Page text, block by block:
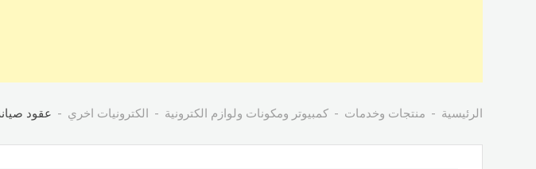
الرئيسية منتجات وخدمات كمبيوتر ومكونات ولوازم الكترونية الكترونيات اخري عقود